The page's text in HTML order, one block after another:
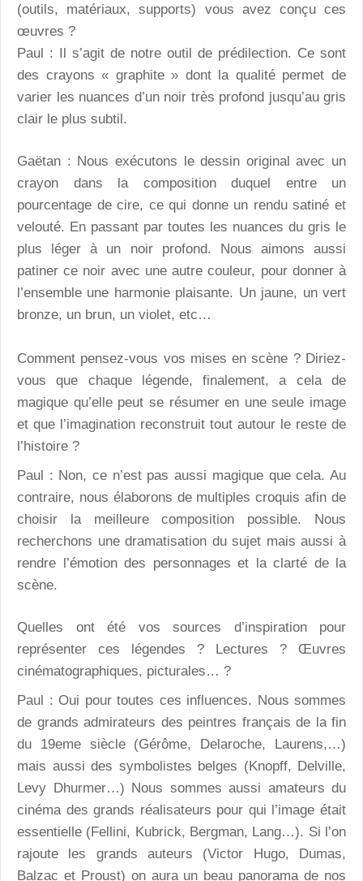
(outils, matériaux, supports) vous avez conçu ces
œuvres ?
Paul : Il s’agit de notre outil de prédilection. Ce sont
des crayons « graphite » dont la qualité permet de
varier les nuances d’un noir très profond jusqu’au gris
clair le plus subtil.
Gaëtan : Nous exécutons le dessin original avec un
crayon dans la composition duquel entre un
pourcentage de cire, ce qui donne un rendu satiné et
velouté. En passant par toutes les nuances du gris le
plus léger à un noir profond. Nous aimons aussi
patiner ce noir avec une autre couleur, pour donner à
l’ensemble une harmonie plaisante. Un jaune, un vert
bronze, un brun, un violet, etc…
Comment pensez-vous vos mises en scène ? Diriez-
vous que chaque légende, finalement, a cela de
magique qu’elle peut se résumer en une seule image
et que l’imagination reconstruit tout autour le reste de
l’histoire ?
Paul : Non, ce n’est pas aussi magique que cela. Au
contraire, nous élaborons de multiples croquis afin de
choisir la meilleure composition possible. Nous
recherchons une dramatisation du sujet mais aussi à
rendre l’émotion des personnages et la clarté de la
scène.
Quelles ont été vos sources d’inspiration pour
représenter ces légendes ? Lectures ? Œuvres
cinématographiques, picturales… ?
Paul : Oui pour toutes ces influences. Nous sommes
de grands admirateurs des peintres français de la fin
du 19eme siècle (Gérôme, Delaroche, Laurens,…)
mais aussi des symbolistes belges (Knopff, Delville,
Levy Dhurmer…) Nous sommes aussi amateurs du
cinéma des grands réalisateurs pour qui l’image était
essentielle (Fellini, Kubrick, Bergman, Lang…). Si l’on
rajoute les grands auteurs (Victor Hugo, Dumas,
Balzac et Proust) on aura un beau panorama de nos